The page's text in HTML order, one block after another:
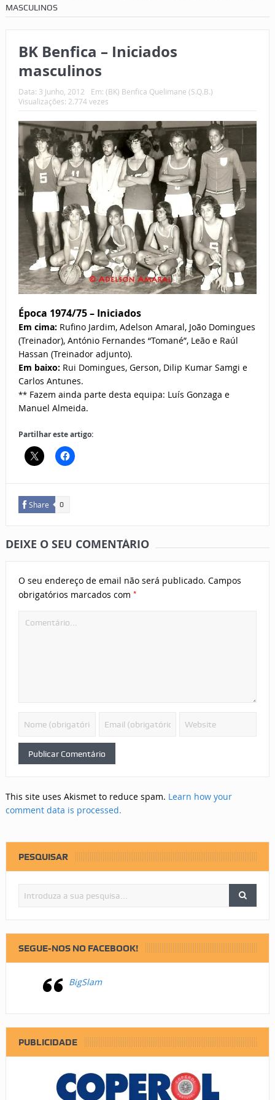
MASCULINOS
BK Benfica – Iniciados
masculinos
Data: 3 Junho, 2012 Em: (BK) Benfica Quelimane (S.Q.B.)
Visualizações: 2.774 vezes
Época 1974/75 – Iniciados
Em cima: Rufino Jardim, Adelson Amaral, João Domingues
(Treinador), António Fernandes “Tomané”, Leão e Raúl
Hassan (Treinador adjunto).
Em baixo: Rui Domingues, Gerson, Dilip Kumar Samgi e
Carlos Antunes.
**Fazem ainda parte desta equipa: Luís Gonzaga e
Manuel Almeida.
Partilhar este artigo:
Share 0
DEIXE O SEU COMENTÁRIO
O seu endereço de email não será publicado. Campos
obrigatórios marcados com *
This site uses Akismet to reduce spam. Learn how your
comment data is processed.
PESQUISAR
SEGUE-NOS NO FACEBOOK!
BigSlam
PUBLICIDADE